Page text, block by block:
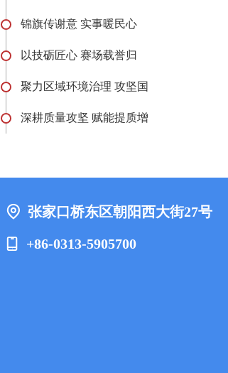
锦旗传谢意 实事暖民心
以技砺匠心 赛场载誉归
聚力区域环境治理 攻坚国
深耕质量攻坚 赋能提质增
张家口桥东区朝阳西大街27号
+86-0313-5905700